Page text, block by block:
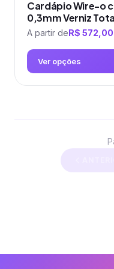
Cardápio Wire-o
0,3mm Verniz
A partir deR$ 572,00
Ver opções
tem
página